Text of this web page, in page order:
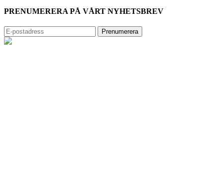
PRENUMERERA PÅ VÅRT NYHETSBREV